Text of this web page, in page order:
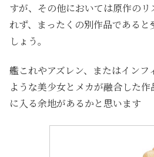
すが、その他においては原作の
れず、まったくの別作品である
しょう。
艦これやアズレン、またはインフ
ような美少女とメカが融合した
に入る余地があるかと思います